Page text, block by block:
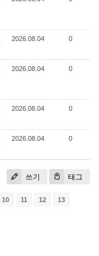
2026.08.04 0
2026.08.04 0
2026.08.04 0
2026.08.04 0
쓰기 태그
10 11 12
13